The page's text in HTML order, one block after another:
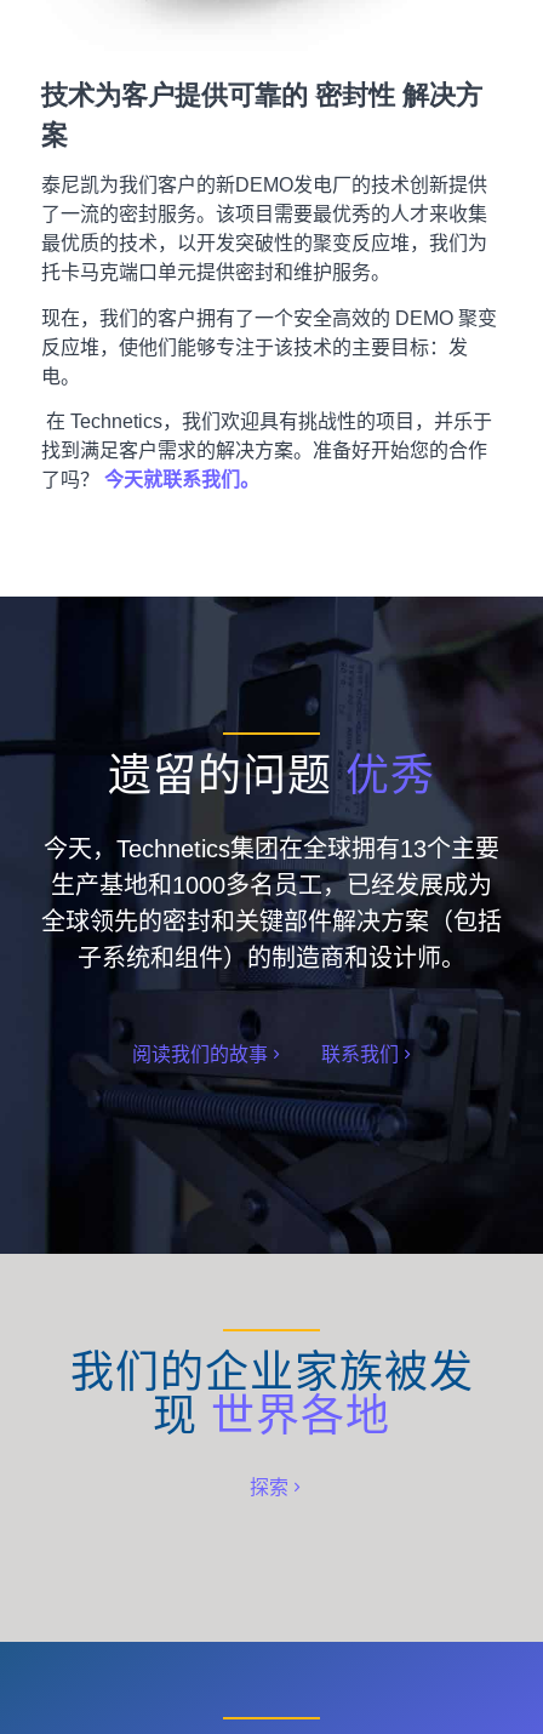
技术为客户提供可靠的密封性 解决方
案
泰尼凯为我们客户的新DEMO发电厂的技术创新提供
了一流的密封服务。该项目需要最优秀的人才来收集
最优质的技术，以开发突破性的聚变反应堆，我们为
托卡马克端口单元提供密封和维护服务。
现在，我们的客户拥有了一个安全高效的 DEMO 聚变
反应堆，使他们能够专注于该技术的主要目标：发
电。
在 Technetics，我们欢迎具有挑战性的项目，并乐于
找到满足客户需求的解决方案。准备好开始您的合作
了吗？ 今天就联系我们。
遗留的问题优秀
今天，Technetics集团在全球拥有13个主要
生产基地和1000多名员工，已经发展成为
全球领先的密封和关键部件解决方案（包括
子系统和组件）的制造商和设计师。
阅读我们的故事 联系我们
我们的企业家族被发
现 世界各地
探索